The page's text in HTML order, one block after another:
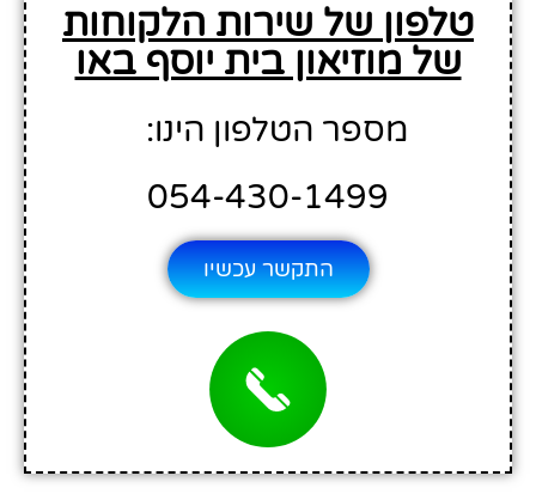
טלפון של שירות הלקוחות
של מוזיאון בית יוסף באו
מספר הטלפון הינו:
054-430-1499
התקשר עכשיו